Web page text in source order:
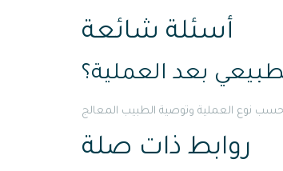
أسئلة شائعة
بعد العملية؟
روابط ذات صلة